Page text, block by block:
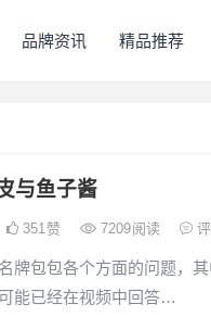
品牌资讯 精品推荐
与鱼子酱
351赞 7209阅读
牌包包各个方面的问题，
能已经在视频中回答…